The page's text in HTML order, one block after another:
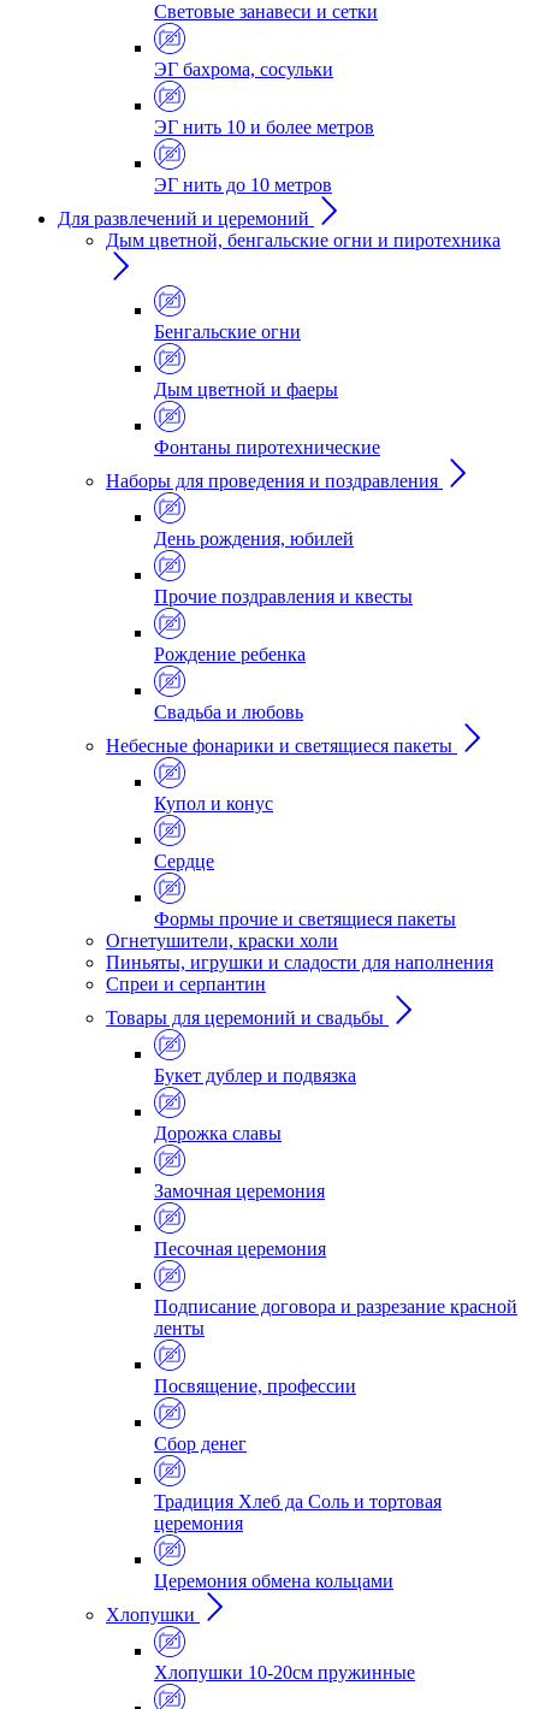
Световые занавеси и сетки
ЭГ бахрома, сосульки
ЭГ нить 10 и более метров
ЭГ нить до 10 метров
Для развлечений и церемоний
Дым цветной, бенгальские огни и пиротехника
Бенгальские огни
Дым цветной и фаеры
Фонтаны пиротехнические
Наборы для проведения и поздравления
День рождения, юбилей
Прочие поздравления и квесты
Рождение ребенка
Свадьба и любовь
Небесные фонарики и светящиеся пакеты
Купол и конус
Сердце
Формы прочие и светящиеся пакеты
Огнетушители, краски холи
Пиньяты, игрушки и сладости для наполнения
Спреи и серпантин
Товары для церемоний и свадьбы
Букет дублер и подвязка
Дорожка славы
Замочная церемония
Песочная церемония
Подписание договора и разрезание красной
ленты
Посвящение, профессии
Сбор денег
Традиция Хлеб да Соль и тортовая
церемония
Церемония обмена кольцами
Хлопушки
Хлопушки 10-20см пружинные